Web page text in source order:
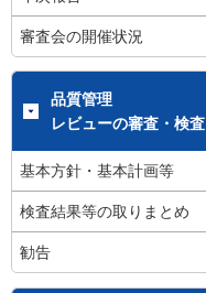
審査会の開催状況
品質管理
レビューの審査・検査
基本方針・基本計画等
検査結果等の取りまとめ
勧告